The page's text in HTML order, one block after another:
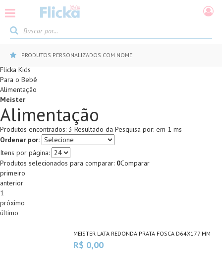
PRODUTOS PERSONALIZADOS COM NOME
Flicka Kids
Para o Bebê
Alimentação
Meister
Alimentação
Produtos encontrados: 3 Resultado da Pesquisa por: em 1 ms
Ordenar por:
Itens por página:
Produtos selecionados para comparar: 0Comparar
primeiro
anterior
1
próximo
último
MEISTER LATA REDONDA PRATA FOSCA D64X177 MM
R$ 0,00